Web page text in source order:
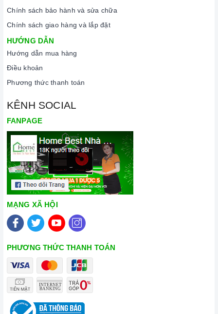
Chính sách bảo hành và sửa chữa
Chính sách giao hàng và lắp đặt
HƯỚNG DẪN
Hướng dẫn mua hàng
Điều khoản
Phương thức thanh toán
KÊNH SOCIAL
FANPAGE
MẠNG XÃ HỘI
PHƯƠNG THỨC THANH TOÁN